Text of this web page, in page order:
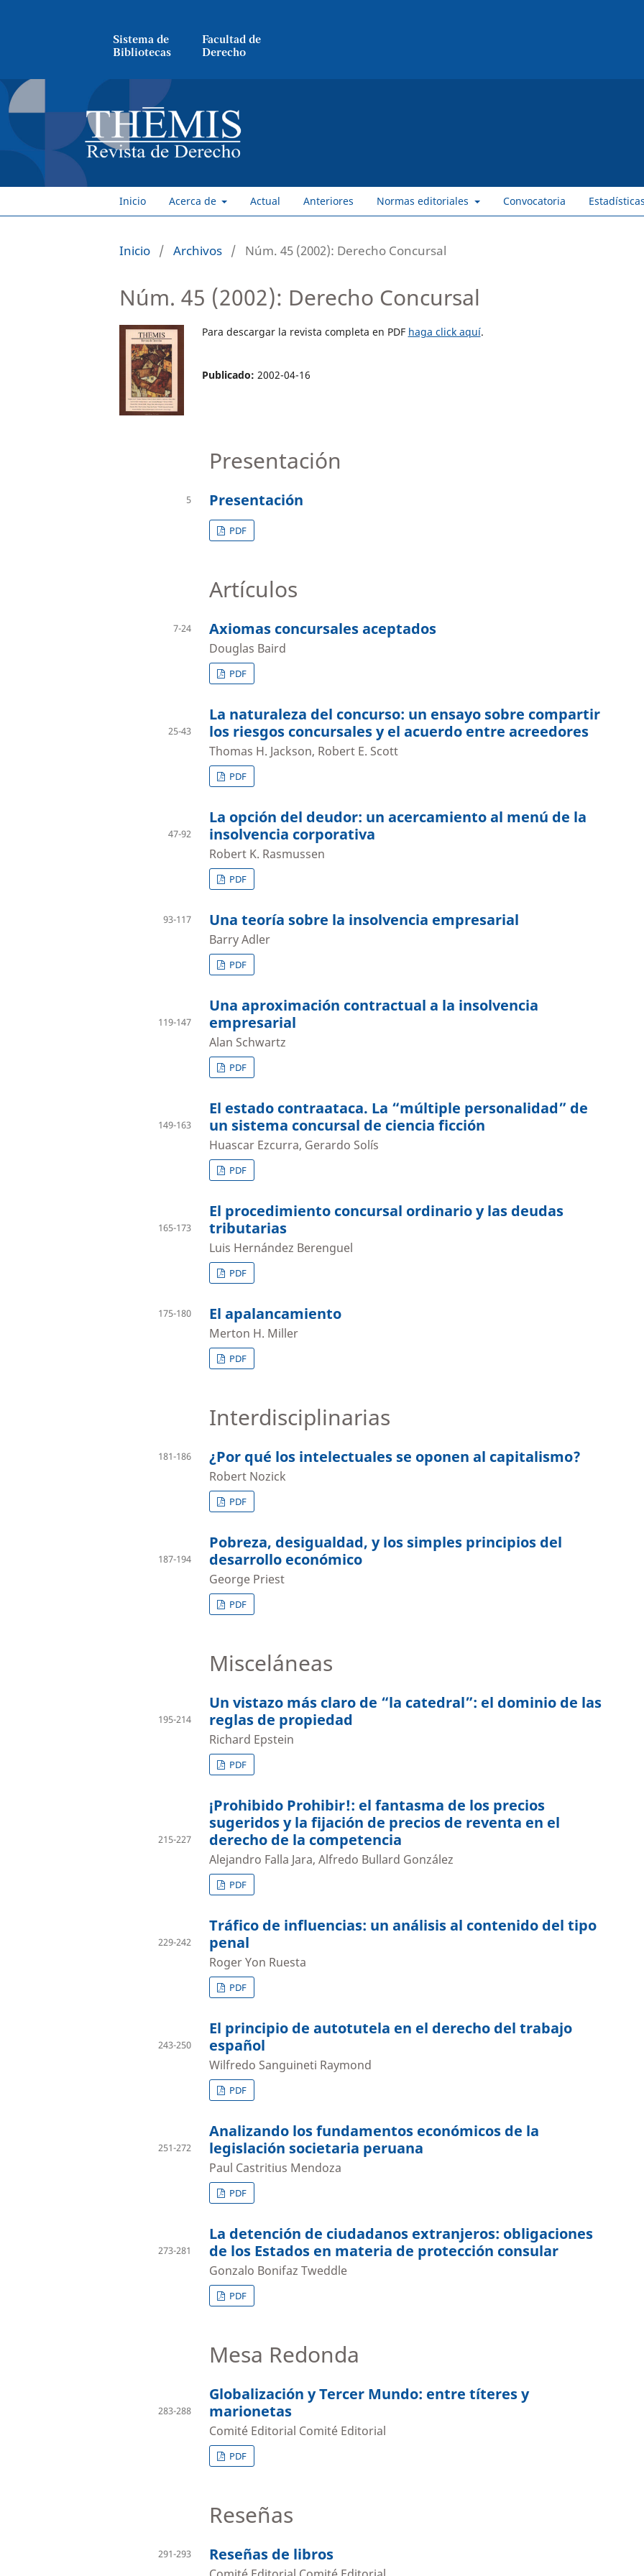
Sistema de
Bibliotecas
Facultad de
Derecho
Inicio Acerca de Actual Anteriores Normas editoriales Convocatoria Estadísticas
Inicio / Archivos / Núm. 45 (2002): Derecho Concursal
Núm. 45 (2002): Derecho Concursal
Para descargar la revista completa en PDF haga click aquí.
Publicado: 2002-04-16
Presentación
Presentación
5
PDF
Artículos
Axiomas concursales aceptados
Douglas Baird
7-24
PDF
La naturaleza del concurso: un ensayo sobre compartir
los riesgos concursales y el acuerdo entre acreedores
Thomas H. Jackson, Robert E. Scott
25-43
PDF
La opción del deudor: un acercamiento al menú de la
insolvencia corporativa
Robert K. Rasmussen
47-92
PDF
Una teoría sobre la insolvencia empresarial
Barry Adler
93-117
PDF
Una aproximación contractual a la insolvencia
empresarial
Alan Schwartz
119-147
PDF
El estado contraataca. La “múltiple personalidad” de
un sistema concursal de ciencia ficción
Huascar Ezcurra, Gerardo Solís
149-163
PDF
El procedimiento concursal ordinario y las deudas
tributarias
Luis Hernández Berenguel
165-173
PDF
El apalancamiento
Merton H. Miller
175-180
PDF
Interdisciplinarias
¿Por qué los intelectuales se oponen al capitalismo?
Robert Nozick
181-186
PDF
Pobreza, desigualdad, y los simples principios del
desarrollo económico
George Priest
187-194
PDF
Misceláneas
Un vistazo más claro de “la catedral”: el dominio de las
reglas de propiedad
Richard Epstein
195-214
PDF
¡Prohibido Prohibir!: el fantasma de los precios
sugeridos y la fijación de precios de reventa en el
derecho de la competencia
Alejandro Falla Jara, Alfredo Bullard González
215-227
PDF
Tráfico de influencias: un análisis al contenido del tipo
penal
Roger Yon Ruesta
229-242
PDF
El principio de autotutela en el derecho del trabajo
español
Wilfredo Sanguineti Raymond
243-250
PDF
Analizando los fundamentos económicos de la
legislación societaria peruana
Paul Castritius Mendoza
251-272
PDF
La detención de ciudadanos extranjeros: obligaciones
de los Estados en materia de protección consular
Gonzalo Bonifaz Tweddle
273-281
PDF
Mesa Redonda
Globalización y Tercer Mundo: entre títeres y
marionetas
Comité Editorial Comité Editorial
283-288
PDF
Reseñas
Reseñas de libros
291-293